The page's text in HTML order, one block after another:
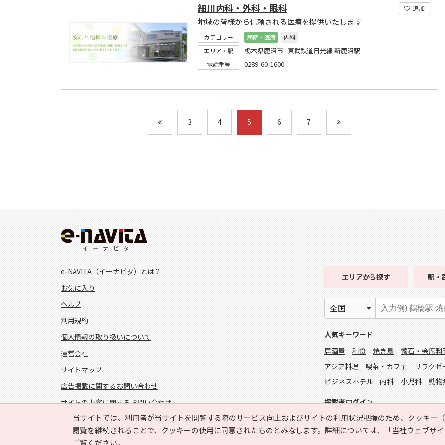
追加
細川内科・外科・眼科
地域の皆様から信頼される医療を提供いたします
カテゴリー 病院・医療
内科
エリア・駅
栃木県鹿沼市 東武鉄道日光線 新鹿沼駅
電話番号 0289-60-1600
3 4 5 6 7
当サイトでは、利用者が当サイトを閲覧する際のサービス向上およびサイトの利用状況把握のため、クッキー
閲覧を継続されることで、クッキーの使用に同意されたものとみなします。詳細については、
「当社ウェブサ
ご覧ください。
e-NAVITA（イーナビタ）とは？
お気に入り
ヘルプ
利用規約
個人情報の取り扱いについて
運営会社
サイトマップ
広告掲載に関するお問い合わせ
サイトの内容に関するお問い合わせ
エリアから探す 駅・
人気キーワード
居酒屋
和食 焼き鳥 懐石・会席料
アジア料理
喫茶・カフェ リラクゼ
ビジネスホテル
内科 小児科 動物
掲載者ログイン
FOLLOW US!